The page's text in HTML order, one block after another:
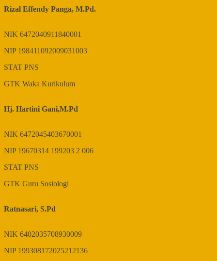
Rizal Effendy Panga, M.Pd.
NIK 6472040911840001
NIP 198411092009031003
STAT PNS
GTK Waka Kurikulum
Hj. Hartini Gani,M.Pd
NIK 6472045403670001
NIP 19670314 199203 2 006
STAT PNS
GTK Guru Sosiologi
Ratnasari, S.Pd
NIK 6402035708930009
NIP 199308172025212136